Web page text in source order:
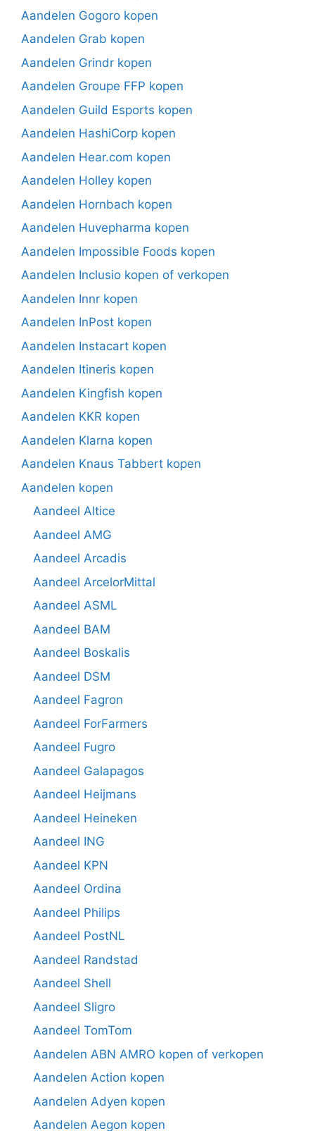
Aandelen Gogoro kopen
Aandelen Grab kopen
Aandelen Grindr kopen
Aandelen Groupe FFP kopen
Aandelen Guild Esports kopen
Aandelen HashiCorp kopen
Aandelen Hear.com kopen
Aandelen Holley kopen
Aandelen Hornbach kopen
Aandelen Huvepharma kopen
Aandelen Impossible Foods kopen
Aandelen Inclusio kopen of verkopen
Aandelen Innr kopen
Aandelen InPost kopen
Aandelen Instacart kopen
Aandelen Itineris kopen
Aandelen Kingfish kopen
Aandelen KKR kopen
Aandelen Klarna kopen
Aandelen Knaus Tabbert kopen
Aandelen kopen
Aandeel Altice
Aandeel AMG
Aandeel Arcadis
Aandeel ArcelorMittal
Aandeel ASML
Aandeel BAM
Aandeel Boskalis
Aandeel DSM
Aandeel Fagron
Aandeel ForFarmers
Aandeel Fugro
Aandeel Galapagos
Aandeel Heijmans
Aandeel Heineken
Aandeel ING
Aandeel KPN
Aandeel Ordina
Aandeel Philips
Aandeel PostNL
Aandeel Randstad
Aandeel Shell
Aandeel Sligro
Aandeel TomTom
Aandelen ABN AMRO kopen of verkopen
Aandelen Action kopen
Aandelen Adyen kopen
Aandelen Aegon kopen